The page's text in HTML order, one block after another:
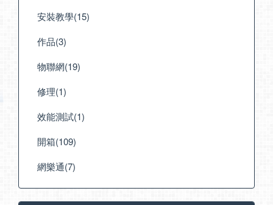
安裝教學(15)
作品(3)
物聯網(19)
修理(1)
效能測試(1)
開箱(109)
網樂通(7)